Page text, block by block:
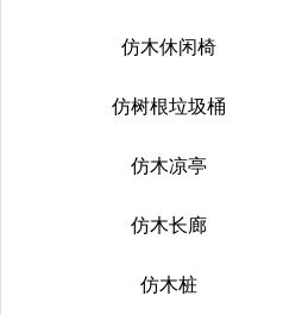
仿木休闲椅
仿树根垃圾桶
仿木凉亭
仿木长廊
仿木桩